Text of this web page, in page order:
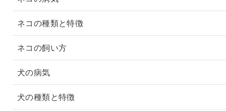
ネコの種類と特徴
ネコの飼い方
犬の病気
犬の種類と特徴